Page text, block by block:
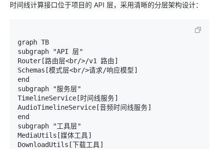
时间线计算接口位于项目的 API 层，采用清晰的分层架构设计：
graph TB
subgraph "API 层"
Router[路由层<br/>/v1 路由]
Schemas[模式层<br/>请求/响应模型]
end
subgraph "服务层"
TimelineService[时间线服务]
AudioTimelineService[音频时间线服务]
end
subgraph "工具层"
MediaUtils[媒体工具]
DownloadUtils[下载工具]